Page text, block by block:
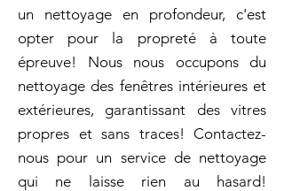
un nettoyage en profondeur, c'est
opter pour la propreté à toute
épreuve! Nous nous occupons du
nettoyage des fenêtres intérieures et
extérieures, garantissant des vitres
propres et sans traces! Contactez-
nous pour un service de nettoyage
qui ne laisse rien au hasard!